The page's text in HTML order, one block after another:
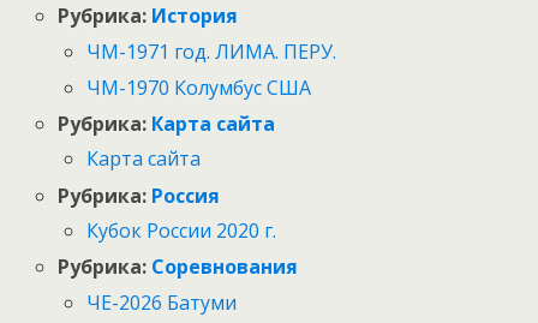
Рубрика: История
ЧМ-1971 год. ЛИМА. ПЕРУ.
ЧМ-1970 Колумбус США
Рубрика: Карта сайта
Карта сайта
Рубрика: Россия
Кубок России 2020 г.
Рубрика: Соревнования
ЧЕ-2026 Батуми